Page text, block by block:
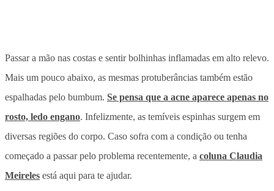
Passar a mão nas costas e sentir bolhinhas inflamadas em alto relevo.
Mais um pouco abaixo, as mesmas protuberâncias também estão
espalhadas pelo bumbum. Se pensa que a acne aparece apenas no
rosto, ledo engano. Infelizmente, as temíveis espinhas surgem em
diversas regiões do corpo. Caso sofra com a condição ou tenha
começado a passar pelo problema recentemente, a coluna Claudia
Meireles está aqui para te ajudar.